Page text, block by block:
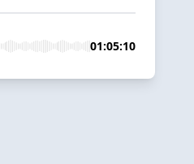
01:05:10